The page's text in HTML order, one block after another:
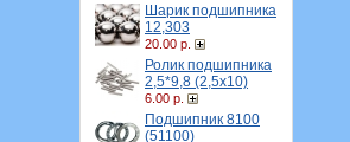
Шарик подшипника
12,303
20.00 р.
Ролик подшипника
2,5*9,8 (2,5х10)
6.00 р.
Подшипник 8100
(51100)